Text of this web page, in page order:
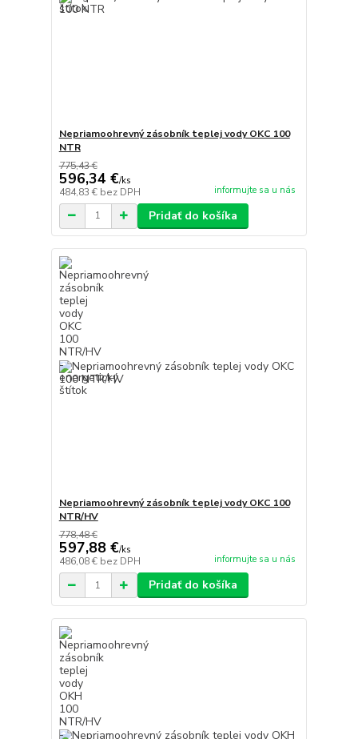
Nepriamoohrevný zásobník teplej vody OKC 100
NTR
775,43 €
596,34 €/ks
484,83 € bez DPH informujte sa u nás
Pridať do košíka
Nepriamoohrevný zásobník teplej vody OKC 100
NTR/HV
778,48 €
597,88 €/ks
486,08 € bez DPH informujte sa u nás
Pridať do košíka